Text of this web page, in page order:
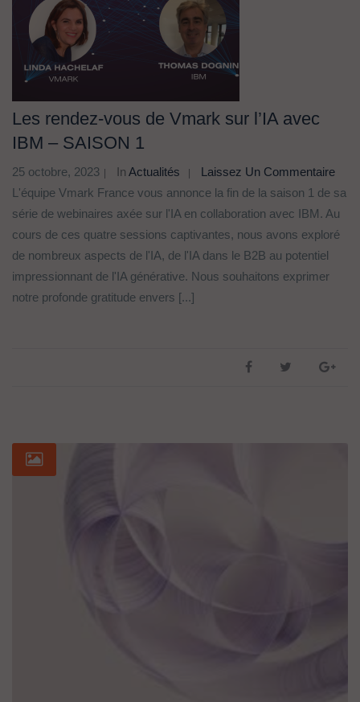
Les rendez-vous de Vmark sur l’IA avec
IBM – SAISON 1
25 octobre, 2023 In Actualités
Laissez Un Commentaire
L'équipe Vmark France vous annonce la fin de la saison 1 de sa
série de webinaires axée sur l'IA en collaboration avec IBM. Au
cours de ces quatre sessions captivantes, nous avons exploré
de nombreux aspects de l'IA, de l'IA dans le B2B au potentiel
impressionnant de l'IA générative. Nous souhaitons exprimer
notre profonde gratitude envers [...]